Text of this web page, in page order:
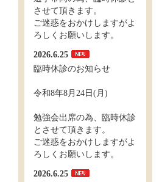
させて頂きます。
ご迷惑をおかけしますがよ
ろしくお願いします。
2026.6.25
臨時休診のお知らせ
令和8年8月24日(月)
勉強会出席の為、臨時休診
とさせて頂きます。
ご迷惑をおかけしますがよ
ろしくお願いします。
2026.6.25